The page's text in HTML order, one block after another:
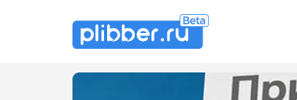
Some SEO Title